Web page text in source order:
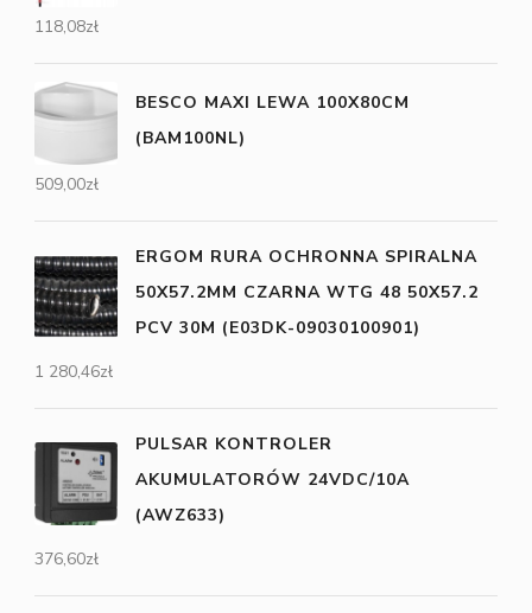
118,08zł
BESCO MAXI LEWA 100X80CM
(BAM100NL)
509,00zł
ERGOM RURA OCHRONNA SPIRALNA
50X57.2MM CZARNA WTG 48 50X57.2
PCV 30M (E03DK-09030100901)
1 280,46zł
PULSAR KONTROLER
AKUMULATORÓW 24VDC/10A
(AWZ633)
376,60zł